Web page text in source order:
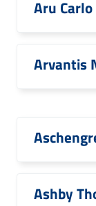
Aru Carlo
Arvantis
Ashby